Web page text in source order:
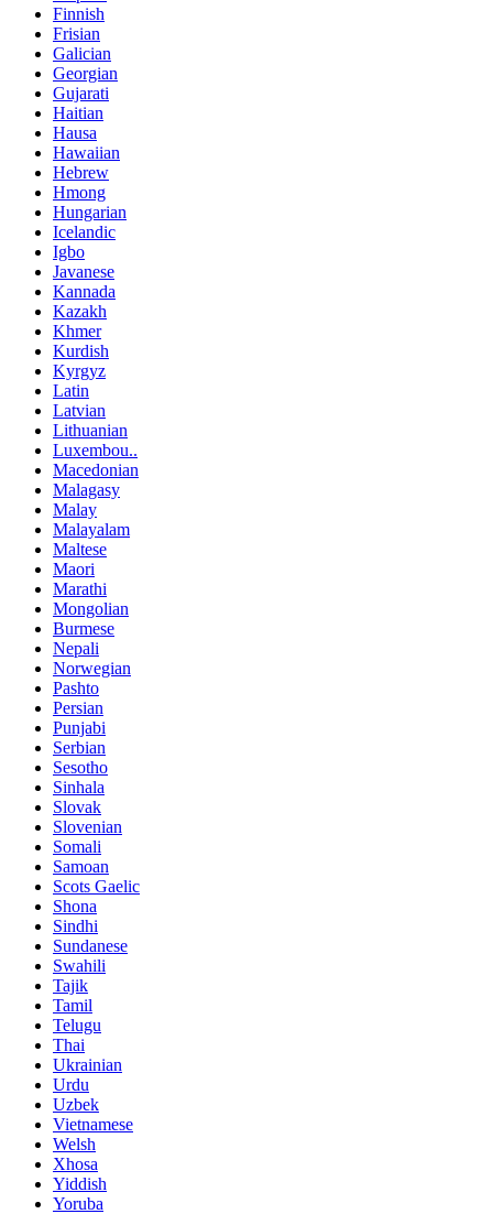
Finnish
Frisian
Galician
Georgian
Gujarati
Haitian
Hausa
Hawaiian
Hebrew
Hmong
Hungarian
Icelandic
Igbo
Javanese
Kannada
Kazakh
Khmer
Kurdish
Kyrgyz
Latin
Latvian
Lithuanian
Luxembou..
Macedonian
Malagasy
Malay
Malayalam
Maltese
Maori
Marathi
Mongolian
Burmese
Nepali
Norwegian
Pashto
Persian
Punjabi
Serbian
Sesotho
Sinhala
Slovak
Slovenian
Somali
Samoan
Scots Gaelic
Shona
Sindhi
Sundanese
Swahili
Tajik
Tamil
Telugu
Thai
Ukrainian
Urdu
Uzbek
Vietnamese
Welsh
Xhosa
Yiddish
Yoruba